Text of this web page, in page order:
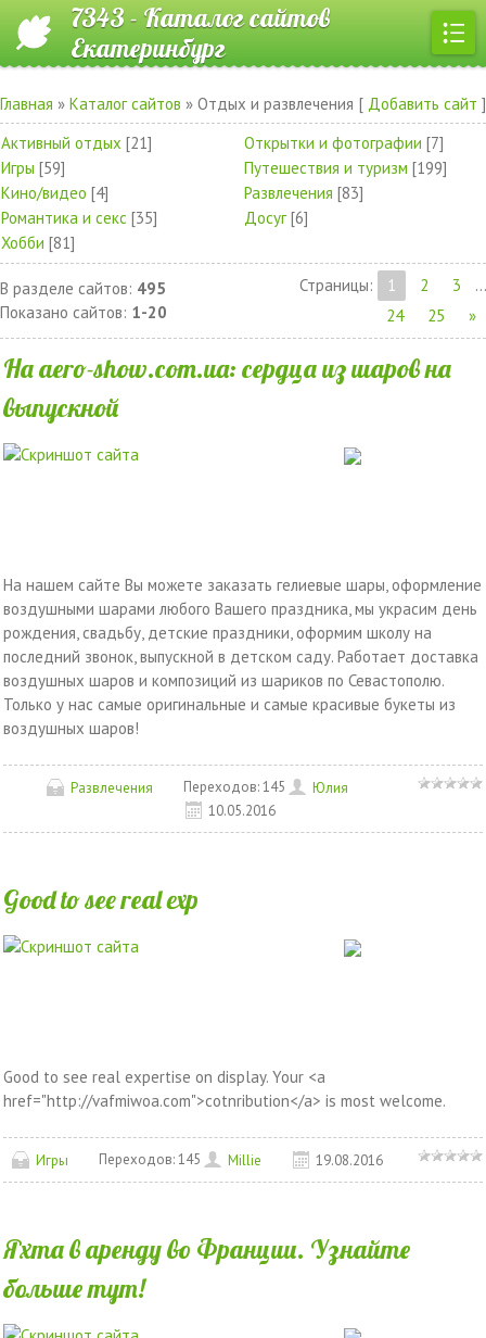
7343 - Каталог сайтов
Екатеринбург
Главная » Каталог сайтов » Отдых и развлечения [ Добавить сайт ]
Активный отдых [21] Открытки и фотографии [7]
Игры [59] Путешествия и туризм [199]
Кино/видео [4] Развлечения [83]
Романтика и секс [35] Досуг [6]
Хобби [81]
В разделе сайтов: 495
Показано сайтов: 1-20
Страницы: 1 2 3
...
24
25 »
На aero-show.com.ua: сердца из шаров на
выпускной
На нашем сайте Вы можете заказать гелиевые шары, оформление
воздушными шарами любого Вашего праздника, мы украсим день
рождения, свадьбу, детские праздники, оформим школу на
последний звонок, выпускной в детском саду. Работает доставка
воздушных шаров и композиций из шариков по Севастополю.
Только у нас самые оригинальные и самые красивые букеты из
воздушных шаров!
Развлечения Переходов: 145
Юлия
10.05.2016
Good to see real exp
Good to see real expertise on display. Your <a
href="http://vafmiwoa.com">cotnribution</a> is most welcome.
Игры Переходов: 145 Millie 19.08.2016
Яхта в аренду во Франции. Узнайте
больше тут!